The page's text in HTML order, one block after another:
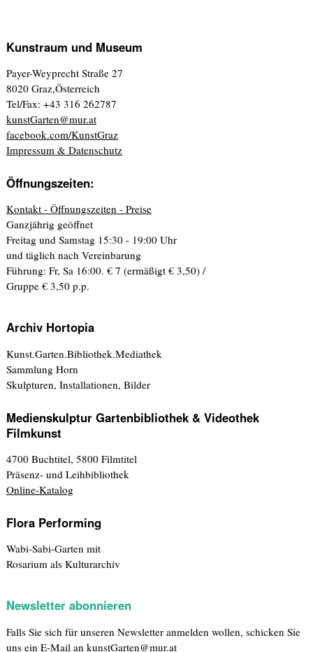
Kunstraum und Museum
Payer-Weyprecht Straße 27
8020 Graz,Österreich
Tel/Fax: +43 316 262787
kunstGarten@mur.at
facebook.com/KunstGraz
Impressum & Datenschutz
Öffnungszeiten:
Kontakt - Öffnungszeiten - Preise
Ganzjährig geöffnet
Freitag und Samstag 15:30 - 19:00 Uhr
und täglich nach Vereinbarung
Führung: Fr, Sa 16:00. € 7 (ermäßigt € 3,50) /
Gruppe € 3,50 p.p.
Archiv Hortopia
Kunst.Garten.Bibliothek.Mediathek
Sammlung Horn
Skulpturen, Installationen, Bilder
Medienskulptur Gartenbibliothek & Videothek
Filmkunst
4700 Buchtitel, 5800 Filmtitel
Präsenz- und Leihbibliothek
Online-Katalog
Flora Performing
Wabi-Sabi-Garten mit
Rosarium als Kulturarchiv
Newsletter abonnieren
Falls Sie sich für unseren Newsletter anmelden wollen, schicken Sie
uns ein E-Mail an kunstGarten@mur.at